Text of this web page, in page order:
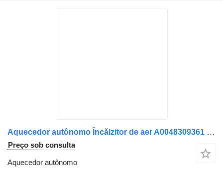
Aquecedor autônomo Încălzitor de aer A0048309361 para camião Mercedes-Benz 0048309361
Preço sob consulta
Aquecedor autônomo